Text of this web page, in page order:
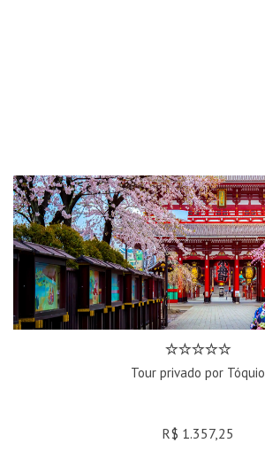
Tour privado por Tóquio
R$ 1.357,25